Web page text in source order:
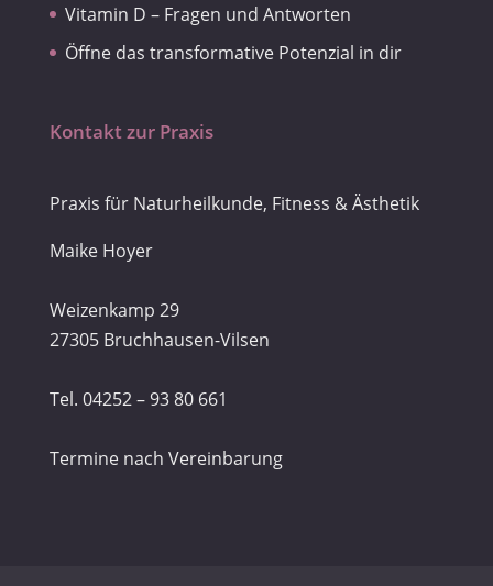
Vitamin D – Fragen und Antworten
Öffne das transformative Potenzial in dir
Kontakt zur Praxis
Praxis für Naturheilkunde, Fitness & Ästhetik
Maike Hoyer
Weizenkamp 29
27305 Bruchhausen-Vilsen
Tel. 04252 – 93 80 661
Termine nach Vereinbarung